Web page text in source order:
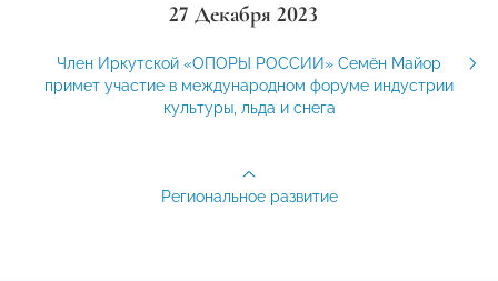
27 Декабря 2023
Член Иркутской «ОПОРЫ РОССИИ» Семён Майор
примет участие в международном форуме индустрии
культуры, льда и снега
Региональное развитие